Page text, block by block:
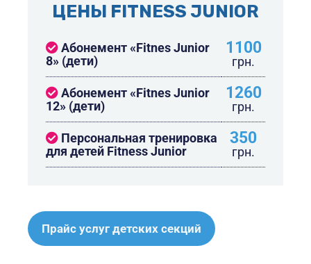
ЦЕНЫ FITNESS JUNIOR
Абонемент «Fitnes Junior
8» (дети)
1100
грн.
Абонемент «Fitnes Junior
12» (дети)
1260
грн.
Персональная тренировка
для детей Fitness Junior
350
грн.
Прайс услуг детских секций